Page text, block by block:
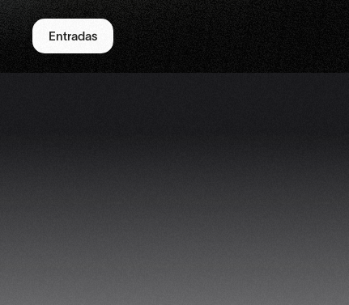
Entradas